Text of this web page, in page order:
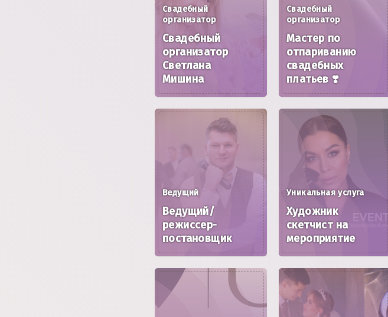
Свадебный
организатор
Свадебный
организатор
Светлана
Мишина
Свадебный
организатор
Мастер по
отпариванию
свадебных
платьев ❣️
Ведущий
Ведущий/
режиссер-
постановщик
Уникальная услуга
Художник
скетчист на
мероприятие